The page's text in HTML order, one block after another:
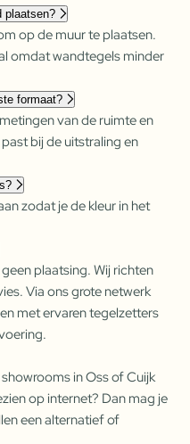
plaatsen?
op de muur te plaatsen.
omdat wandtegels minder
formaat?
van de ruimte en
bij de uitstraling en
zodat je de kleur in het
plaatsing. Wij richten
Via ons grote netwerk
met ervaren tegelzetters
in Oss of Cuijk
op internet? Dan mag je
een alternatief of